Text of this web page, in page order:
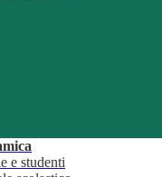
e studenti